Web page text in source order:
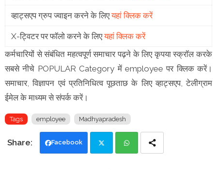
व्हाट्सएप ग्रुप ज्वाइन करने के लिएयहां क्लिक करें
X-ट्विटर पर फॉलो करने के लिएयहां क्लिक करें
कर्मचारियों से संबंधित महत्वपूर्ण समाचार पढ़ने के लिए कृपया स्क्रॉल करके
सबसे नीचे POPULAR Category में employee पर क्लिक करें।
समाचार, विज्ञापन एवं प्रतिनिधित्व पूछताछ के लिए व्हाट्सएप, टेलीग्राम
ईमेल के माध्यम से संपर्क करें।
Tags employee Madhyapradesh
Facebook